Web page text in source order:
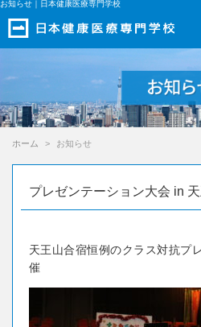
お知らせ｜日本健康医療専門学校
ホーム お知らせ
プレゼンテーション大会 in
天王山合宿恒例のクラス対抗プ
催